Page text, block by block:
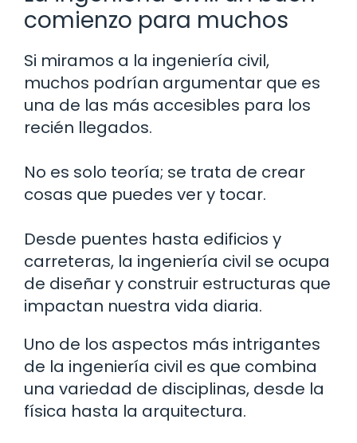
comienzo para muchos
Si miramos a la ingeniería civil,
muchos podrían argumentar que es
una de las más accesibles para los
recién llegados.
No es solo teoría; se trata de crear
cosas que puedes ver y tocar.
Desde puentes hasta edificios y
carreteras, la ingeniería civil se ocupa
de diseñar y construir estructuras que
impactan nuestra vida diaria.
Uno de los aspectos más intrigantes
de la ingeniería civil es que combina
una variedad de disciplinas, desde la
física hasta la arquitectura.